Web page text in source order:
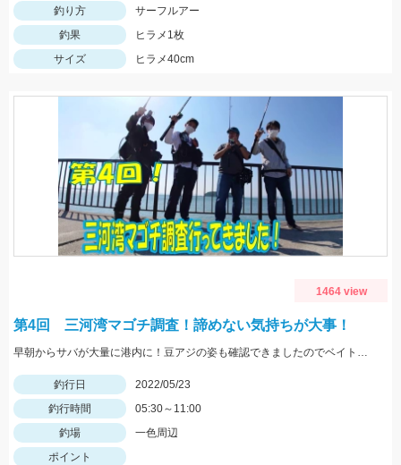
釣り方
サーフルアー
釣果
ヒラメ1枚
サイズ
ヒラメ40cm
1464 view
第4回 三河湾マゴチ調査！諦めない気持ちが大事！
早朝からサバが大量に港内に！豆アジの姿も確認できましたのでベイトは大量ですね！
釣行日
2022/05/23
釣行時間
05:30～11:00
釣場
一色周辺
ポイント